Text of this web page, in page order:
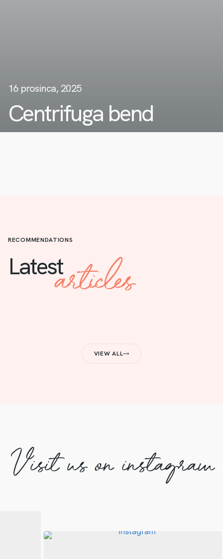
16 prosinca, 2025
Centrifuga bend
RECOMMENDATIONS
Latestarticles
VIEW ALL
Visit us on instagram